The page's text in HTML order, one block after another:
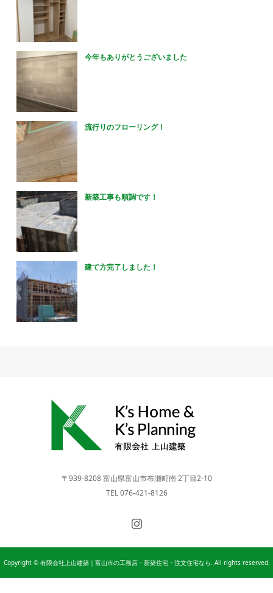
今年もありがとうございました
流行りのフローリング！
新築工事も順調です！
建て方完了しました！
〒939-8208 富山県富山市布瀬町南 2丁目2-10
TEL 076-421-8126
Copyright © 有限会社上山建築｜富山市の工務店・新築住宅・注文住宅なら. All rights reserved.